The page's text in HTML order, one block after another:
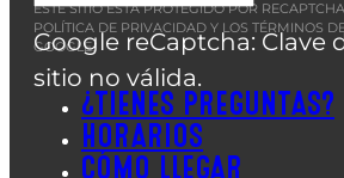
Google reCaptcha: Clave
sitio no válida.
ESTE SITIO ESTÁ PROTEGIDO POR
POLÍTICA DE PRIVACIDAD Y LOS TÉRMINOS
GOOGLE.
¿TIENES PREGUNTAS?
HORARIOS
CÓMO LLEGAR